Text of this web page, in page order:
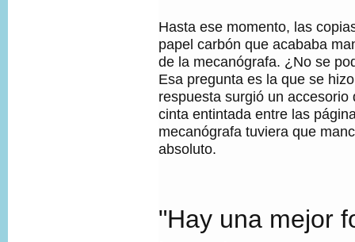
Hasta ese momento, las
papel carbón que acababa
de la mecanógrafa. ¿No se
Esa pregunta es la que se
respuesta surgió un accesorio
cinta entintada entre las
mecanógrafa tuviera que
absoluto.
"Hay una mejor